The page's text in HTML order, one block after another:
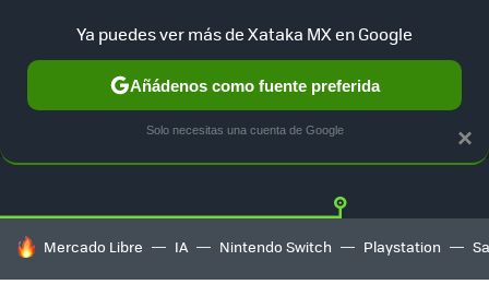
GUÍA DE COMPRAS MERCADO LIBRE
HOY SE HABLA DE
Mercado Libre IA Nintendo Switch Playstation
×
Ya puedes ver más de Xataka MX en Google
Añádenos como fuente preferida
Solo necesitas una cuenta de Google